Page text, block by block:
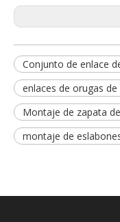
Conjunto de enlace
enlaces de orugas
Montaje de zapata
montaje de